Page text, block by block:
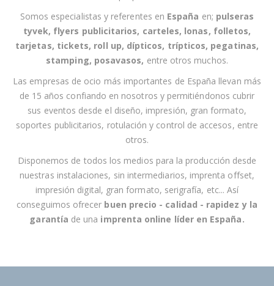
n
n
Somos especialistas y referentes en España en; pulseras
tyvek, flyers publicitarios, carteles, lonas, folletos,
tarjetas, tickets, roll up, dípticos, trípticos, pegatinas,
stamping, posavasos, entre otros muchos.
Las empresas de ocio más importantes de España llevan más
de 15 años confiando en nosotros y permitiéndonos cubrir
sus eventos desde el diseño, impresión, gran formato,
soportes publicitarios, rotulación y control de accesos, entre
otros.
Disponemos de todos los medios para la producción desde
nuestras instalaciones, sin intermediarios, imprenta offset,
impresión digital, gran formato, serigrafía, etc... Así
conseguimos ofrecer buen precio - calidad - rapidezy la
garantía de una imprenta online líder en España.